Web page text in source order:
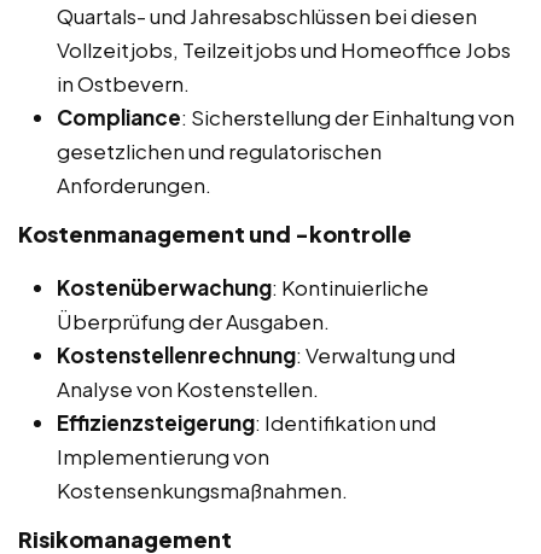
Quartals- und Jahresabschlüssen bei diesen
Vollzeitjobs, Teilzeitjobs und Homeoffice Jobs
in Ostbevern.
Compliance: Sicherstellung der Einhaltung von
gesetzlichen und regulatorischen
Anforderungen.
Kostenmanagement und -kontrolle
Kostenüberwachung: Kontinuierliche
Überprüfung der Ausgaben.
Kostenstellenrechnung: Verwaltung und
Analyse von Kostenstellen.
Effizienzsteigerung: Identifikation und
Implementierung von
Kostensenkungsmaßnahmen.
Risikomanagement